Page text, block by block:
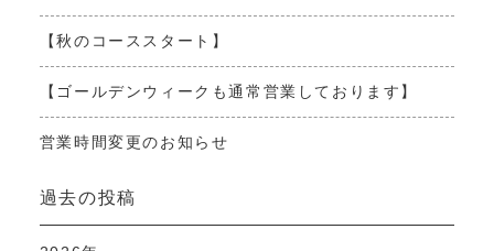
【秋のコーススタート】
【ゴールデンウィークも通常営業しております】
営業時間変更のお知らせ
過去の投稿